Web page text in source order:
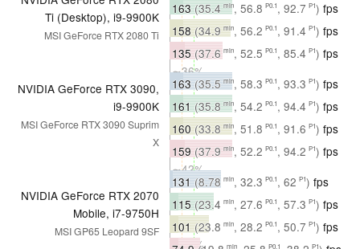
Ti (Desktop), i9-9900K
MSI GeForce RTX 2080 Ti
163(35.4 min, 56.8 P0.1, 92.7 P1) fps
∼38%
158(34.9 min, 56.2 P0.1, 91.4 P1) fps
∼40%
135 (37.6 min, 52.5 P0.1, 85.4 P1) fps
∼36%
NVIDIA GeForce RTX 3090,
i9-9900K
MSI GeForce RTX 3090 Suprim
X
163(35.5 min, 58.3 P0.1, 93.3 P1) fps
∼37%
161(35.8 min, 54.2 P0.1, 94.4 P1) fps
∼37%
160(33.8 min, 51.8 P0.1, 91.6 P1) fps
∼40%
159 (37.9 min, 52.2 P0.1, 94.2 P1) fps
∼42%
NVIDIA GeForce RTX 2070
Mobile, i7-9750H
MSI GP65 Leopard 9SF
131(8.78 min, 32.3 P0.1, 62 P1) fps
∼30%
115(23.4 min, 27.6 P0.1, 57.3 P1) fps
∼27%
101(23.8 min, 28.2 P0.1, 50.7 P1) fps
∼25%
min P0.1 P1